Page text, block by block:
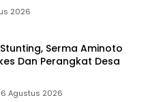
2026
Serma Aminoto
Dan Perangkat Desa
6 Agustus 2026